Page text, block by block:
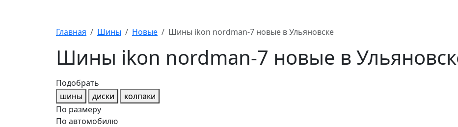
Главная Шины Новые Шины ikon nordman-7 новые в Ульяновске
Шины ikon nordman-7 новые в
Подобрать
шины
диски
колпаки
По размеру
По автомобилю